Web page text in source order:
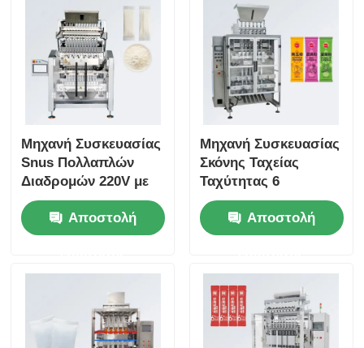
Κοκκωδών Καφέ και
Καραμέλας
Μηχανή Συσκευασίας
Snus Πολλαπλών
Διαδρομών 220V με
Υψηλή Απόδοση
Σφράγισης και 1
Έτος Εγγύηση για τη
Τροφίμων
Αποστολή
Μηχανή Συσκευασίας
Σκόνης Ταχείας
Ταχύτητας 6
λωρίδων, Κατάλληλη
για Τρόφιμα,
Ανθεκτική στη Σκόνη,
Καρυκευμάτων και
Υποκατάστατα
Γευμάτων
Αποστολή